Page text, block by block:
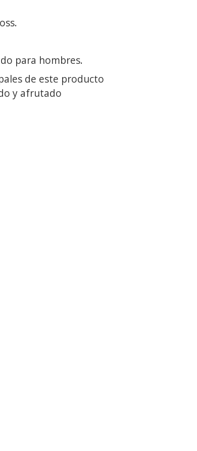
para hombres.
de este producto
y afrutado